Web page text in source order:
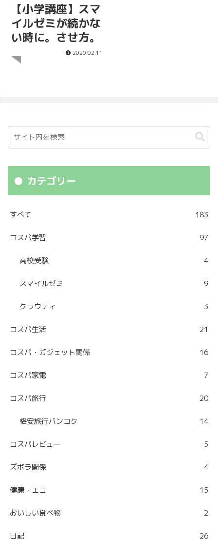
【小学講座】スマ
イルゼミが続かな
い時に。させ方。
2020.02.11
カテゴリー
すべて 183
コスパ学習 97
高校受験 4
スマイルゼミ 9
クラウティ 3
コスパ生活 21
コスパ・ガジェット関係 16
コスパ家電 7
コスパ旅行 20
格安旅行バンコク 14
コスパレビュー 5
ズボラ関係 4
健康・エコ 15
おいしい食べ物 2
日記 26